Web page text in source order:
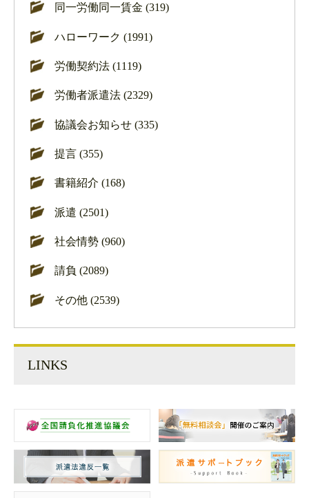
同一労働同一賃金 (319)
ハローワーク (1991)
労働契約法 (1119)
労働者派遣法 (2329)
協議会お知らせ (335)
提言 (355)
書籍紹介 (168)
派遣 (2501)
社会情勢 (960)
請負 (2089)
その他 (2539)
LINKS